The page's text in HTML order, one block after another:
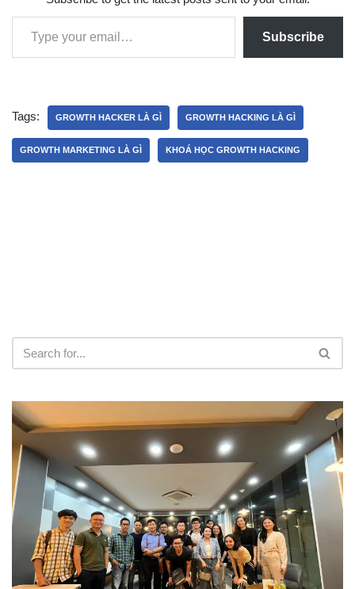
Subscribe
Tags: GROWTH HACKER LÀ GÌ GROWTH HACKING LÀ GÌ
GROWTH MARKETING LÀ GÌ KHOÁ HỌC GROWTH HACKING